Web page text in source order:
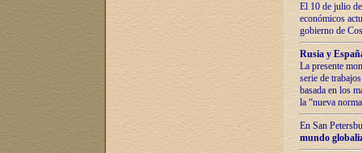
El 10 de julio
económicos
gobierno de
Rusia y
La presente
serie de
basada en los
la “nueva
En San
mundo